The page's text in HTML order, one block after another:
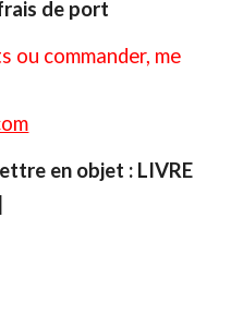
de port
ou commander, me
en objet : LIVRE